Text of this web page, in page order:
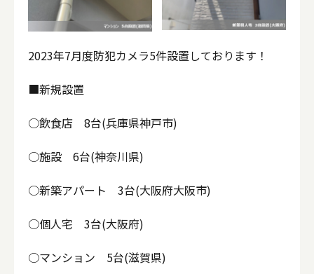
2023年7月度防犯カメラ5件設置しております！
■新規設置
○飲食店 8台(兵庫県神戸市)
○施設 6台(神奈川県)
○新築アパート 3台(大阪府大阪市)
○個人宅 3台(大阪府)
○マンション 5台(滋賀県)